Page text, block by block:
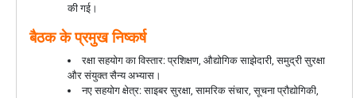
की गई।
बैठक के प्रमुख निष्कर्ष
रक्षा सहयोग का विस्तार: प्रशिक्षण, औद्योगिक साझेदारी, समुद्री सुरक्षा
और संयुक्त सैन्य अभ्यास।
नए सहयोग क्षेत्र: साइबर सुरक्षा, सामरिक संचार, सूचना प्रौद्योगिकी,